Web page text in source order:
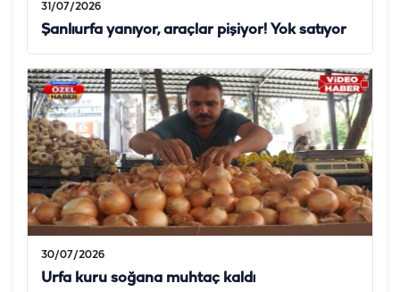
31/07/2026
Şanlıurfa yanıyor, araçlar pişiyor! Yok satıyor
30/07/2026
Urfa kuru soğana muhtaç kaldı